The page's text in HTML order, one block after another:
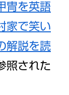
冑を英語
家で笑い
解説を読
照された